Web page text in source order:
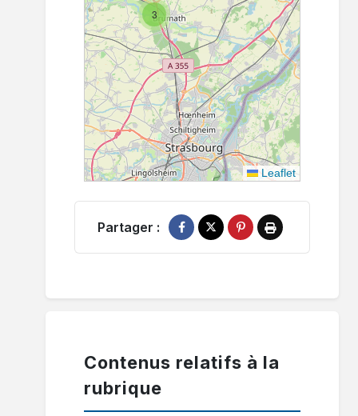
3
Leaflet
Partager :
Partager sur Facebook
Partager sur X
Épingler sur Pinterest
Imprimer
Contenus relatifs à la
rubrique